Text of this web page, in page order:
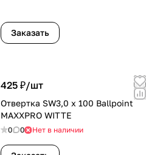
Заказать
425 ₽/шт
Отвертка SW3,0 х 100 Ballpoint
MAXXPRO WITTE
0 0 Нет в наличии